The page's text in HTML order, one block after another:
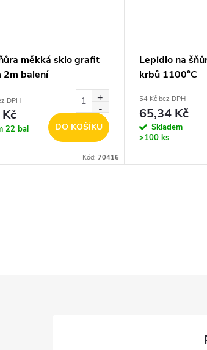
měkká sklo grafit
2m balení
DPH
22 bal DO KOŠÍKU
Kód: 70416
Lepidlo na
krbů 1100°C
54 Kč bez DPH
65,34 Kč
Skladem
>100 ks